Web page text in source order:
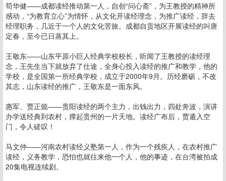
苟华健——成都读经推动第一人，自创“问心斋”，为王教授的精神所
感动，“为教育立心”为情怀，从文化开读经理念，为推广读经，辞去
经理职务，几近于一个人的文化苦旅。成都自贡地区开展读经的叫唐
定春，至今已日蒸其上。
王敬东——山东平原小巨人经典学校校长，听闻了王教授的读经理
念，王先生当下就放弃了仕途，全身心投入读经的推广和教学，他的
学校，是全国第一所经典学校，成立于2000年9月。历经磨砺，不改
其志，山东读经的推广，王敬东是一面东风。
惠军、贾正懿——贵阳读经的两个主力，出钱出力，四处奔波，演讲
办学送经典到农村，撑起贵州的一片天地。读经广布后，贾遁入空
门，令人磋叹！
马文仲——河南农村读经义塾第一人，作为一个残疾人，在农村推广
读经，义务教学，恐怕也就往来他一个人，他的事迹，在台湾被拍成
20集电视连续剧。